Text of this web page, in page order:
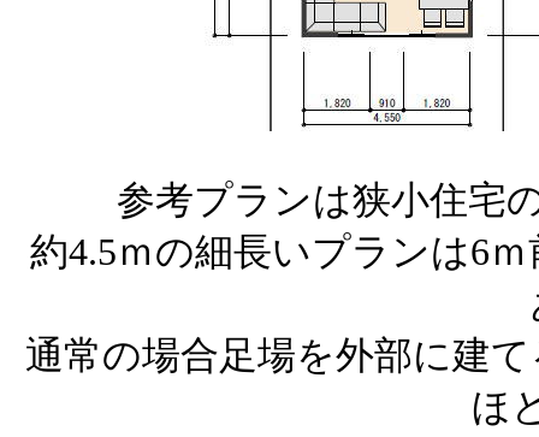
参考プランは狭小住宅
約4.5ｍの細長いプランは6
通常の場合足場を外部に建
ほ